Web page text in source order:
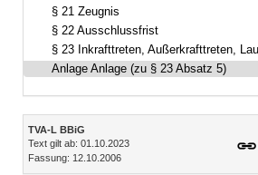
§ 21 Zeugnis
§ 22 Ausschlussfrist
§ 23 Inkrafttreten, Außerkrafttreten,
Anlage Anlage (zu § 23 Absatz 5)
Inhalt
TVA-L BBiG
Text gilt ab: 01.10.2023
Fassung: 12.10.2006